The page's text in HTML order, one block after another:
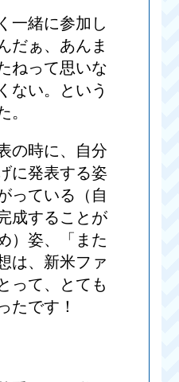
一緒に参加し
だぁ、あんま
ねって思いな
ない。という
。
の時に、自分
に発表する姿
っている（自
成することが
）姿、「また
は、新米ファ
って、とても
たです！